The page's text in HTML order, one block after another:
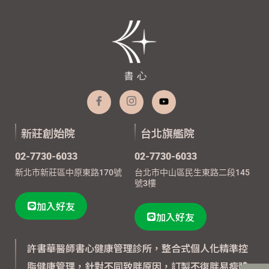
新莊創始院
02-7730-6033
新北市新莊區中原東路170號
加入好友
台北旗艦院
02-7730-6033
台北市中山區民生東路二段145
號3樓
加入好友
許書華醫師書心健康管理診所，整合式個人化精準控
脂健康管理，針對不同致胖原因，訂製不復胖易瘦體